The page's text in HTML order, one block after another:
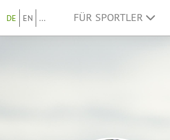
DE EN ... FÜR SPORTLER